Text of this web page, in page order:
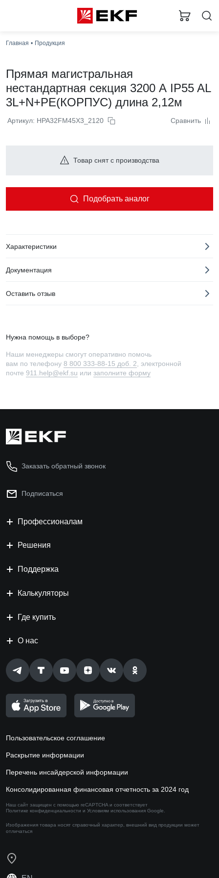
Главная Продукция
Прямая магистральная
нестандартная секция 3200 А IP55 AL
3L+N+PE(КОРПУС) длина 2,12м
Артикул: HPA32FM45X3_2120 Сравнить
Товар снят с производства
Подобрать аналог
Характеристики
Документация
Оставить отзыв
Нужна помощь в выборе?
Наши менеджеры смогут оперативно помочь
вам по телефону 8 800 333-88-15 доб. 2 , электронной
почте 911.help@ekf.su или заполните форму
Заказать обратный звонок
Подписаться
Профессионалам
Решения
Поддержка
Калькуляторы
Где купить
О нас
Пользовательское соглашение
Раскрытие информации
Перечень инсайдерской информации
Консолидированная финансовая отчетность за 2024 год
Наш сайт защищен с помощью reCAPTCHA и соответствует
Политике конфиденциальности и Условиям использования Google.
Изображения товара носят справочный характер, внешний вид продукции может
отличаться